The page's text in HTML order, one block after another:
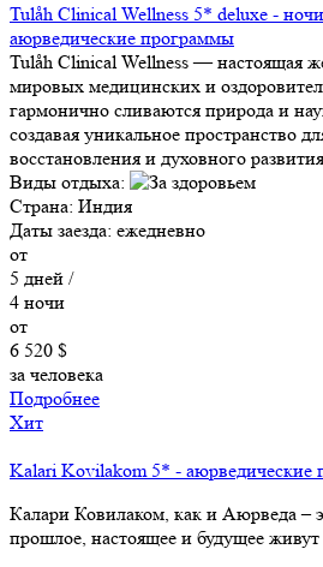
Tulåh Clinical Wellness 5* deluxe -
аюрведические программы
Tulåh Clinical Wellness — настоящая
мировых медицинских и
гармонично сливаются природа и
создавая уникальное пространство
восстановления и духовного
Виды отдыха:
Страна: Индия
Даты заезда: ежедневно
от
5 дней /
4 ночи
от
6 520 $
за человека
Подробнее
Хит
Kalari Kovilakom 5* - аюрведические
Калари Ковилаком, как и Аюрведа –
прошлое, настоящее и будущее